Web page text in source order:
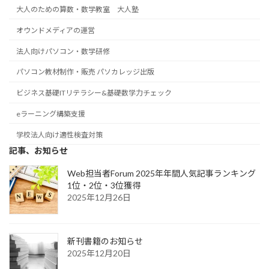
大人のための算数・数学教室 大人塾
オウンドメディアの運営
法人向けパソコン・数学研修
パソコン教材制作・販売 パソカレッジ出版
ビジネス基礎ITリテラシー&基礎数学力チェック
eラーニング構築支援
学校法人向け適性検査対策
記事、お知らせ
Web担当者Forum 2025年年間人気記事ランキング
1位・2位・3位獲得
2025年12月26日
新刊書籍のお知らせ
2025年12月20日